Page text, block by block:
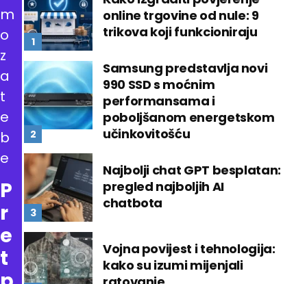
online trgovine od nule: 9
trikova koji funkcioniraju
Samsung predstavlja novi
990 SSD s moćnim
performansama i
poboljšanom energetskom
učinkovitošću
Najbolji chat GPT besplatan:
pregled najboljih AI
chatbota
Vojna povijest i tehnologija:
kako su izumi mijenjali
m
o
z
a
t
e
b
e
P
r
e
t